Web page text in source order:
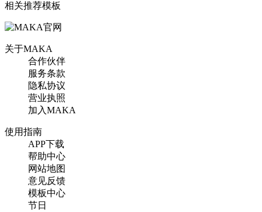
相关推荐模板
关于MAKA
合作伙伴
服务条款
隐私协议
营业执照
加入MAKA
使用指南
APP下载
帮助中心
网站地图
意见反馈
模板中心
节日